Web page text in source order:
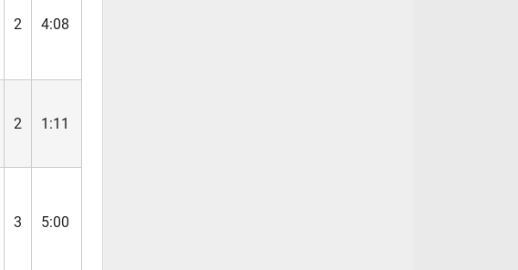
2
4:08
2
1:11
3
5:00